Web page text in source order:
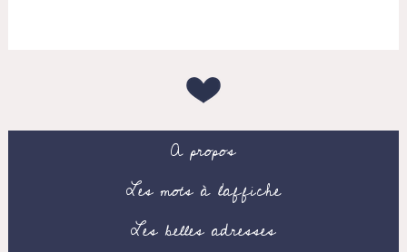
A propos
Les mots à l’affiche
Les belles adresses